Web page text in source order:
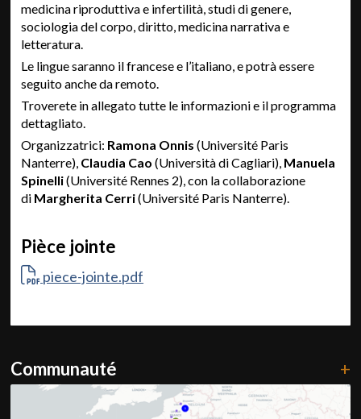
medicina riproduttiva e infertilità, studi di genere,
sociologia del corpo, diritto, medicina narrativa e
letteratura.
Le lingue saranno il francese e l’italiano, e potrà essere
seguito anche da remoto.
Troverete in allegato tutte le informazioni e il programma
dettagliato.
Organizzatrici: Ramona Onnis (Université Paris
Nanterre), Claudia Cao (Università di Cagliari), Manuela
Spinelli(Université Rennes 2), con la collaborazione
di Margherita Cerri(Université Paris Nanterre).
Pièce jointe
piece-jointe.pdf
Communauté +